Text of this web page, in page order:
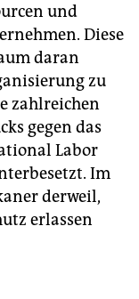
und
Diese
daran
zu
zahlreichen
gegen das
Labor
Im
derweil,
erlassen